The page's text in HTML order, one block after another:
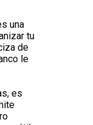
una
tu
de
le
es